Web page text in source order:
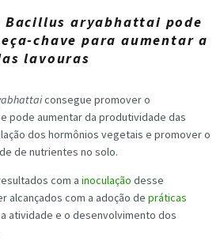
Bacillus aryabhattai pode
chave para aumentar a
lavouras
consegue promover o
pode aumentar da produtividade das
dos hormônios vegetais e promover o
de nutrientes no solo.
com a inoculação desse
alcançados com a adoção de práticas
atividade e o desenvolvimento dos